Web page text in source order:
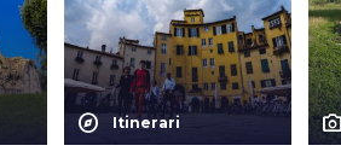
explore Itinerari